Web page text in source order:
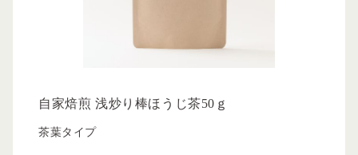
自家焙煎 浅炒り棒ほうじ茶50ｇ
茶葉タイプ